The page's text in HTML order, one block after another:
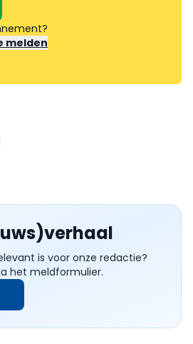
melden
is voor onze redactie?
het meldformulier.